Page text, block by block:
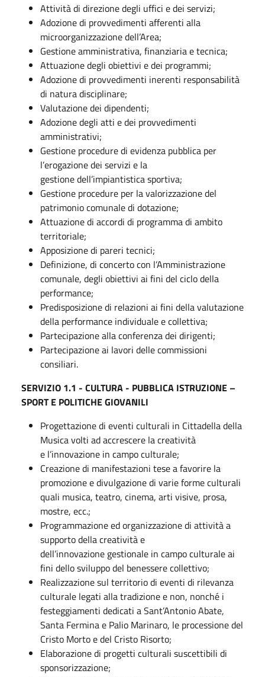
Attività di direzione degli uffici e dei servizi;
Adozione di provvedimenti afferenti alla
microorganizzazione dell’Area;
Gestione amministrativa, finanziaria e tecnica;
Attuazione degli obiettivi e dei programmi;
Adozione di provvedimenti inerenti responsabilità
di natura disciplinare;
Valutazione dei dipendenti;
Adozione degli atti e dei provvedimenti
amministrativi;
Gestione procedure di evidenza pubblica per
l’erogazione dei servizi e la
gestione dell’impiantistica sportiva;
Gestione procedure per la valorizzazione del
patrimonio comunale di dotazione;
Attuazione di accordi di programma di ambito
territoriale;
Apposizione di pareri tecnici;
Definizione, di concerto con l’Amministrazione
comunale, degli obiettivi ai fini del ciclo della
performance;
Predisposizione di relazioni ai fini della valutazione
della performance individuale e collettiva;
Partecipazione alla conferenza dei dirigenti;
Partecipazione ai lavori delle commissioni
consiliari.
SERVIZIO 1.1 - CULTURA - PUBBLICA ISTRUZIONE –
SPORT E POLITICHE GIOVANILI
Progettazione di eventi culturali in Cittadella della
Musica volti ad accrescere la creatività
e l’innovazione in campo culturale;
Creazione di manifestazioni tese a favorire la
promozione e divulgazione di varie forme culturali
quali musica, teatro, cinema, arti visive, prosa,
mostre, ecc.;
Programmazione ed organizzazione di attività a
supporto della creatività e
dell’innovazione gestionale in campo culturale ai
fini dello sviluppo del benessere collettivo;
Realizzazione sul territorio di eventi di rilevanza
culturale legati alla tradizione e non, nonché i
festeggiamenti dedicati a Sant’Antonio Abate,
Santa Fermina e Palio Marinaro, le processione del
Cristo Morto e del Cristo Risorto;
Elaborazione di progetti culturali suscettibili di
sponsorizzazione;